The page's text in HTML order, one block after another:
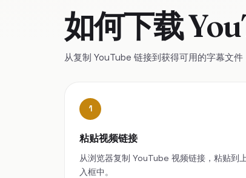
如何下载
从复制 YouTube 链接到获得可用的字幕文件
1
粘贴视频链接
从浏览器复制 YouTube 视频链接，粘贴到
入框中。